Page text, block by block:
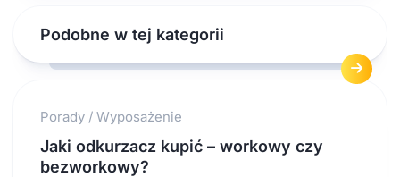
Podobne w tej kategorii
Porady / Wyposażenie
Jaki odkurzacz kupić – workowy czy
bezworkowy?